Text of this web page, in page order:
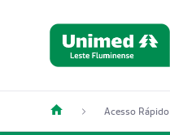
Acesso Rápido